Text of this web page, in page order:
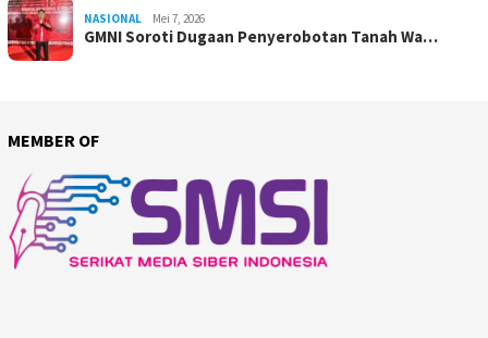
NASIONAL Mei 7, 2026
GMNI Soroti Dugaan Penyerobotan Tanah Wa…
MEMBER OF